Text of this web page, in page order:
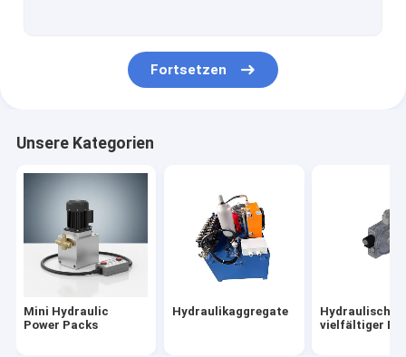
Hydraulische Wegeventile
Blockbaugruppe-Motor
Hydraulikpumpen
Einfachwirkende Hydrozylinder
doppelter verantwortlicher Hydrozylinder
Fortsetzen
Unsere Kategorien
Mini Hydraulic
Power Packs
Hydraulikaggregate
Hydraulischer
vielfältiger